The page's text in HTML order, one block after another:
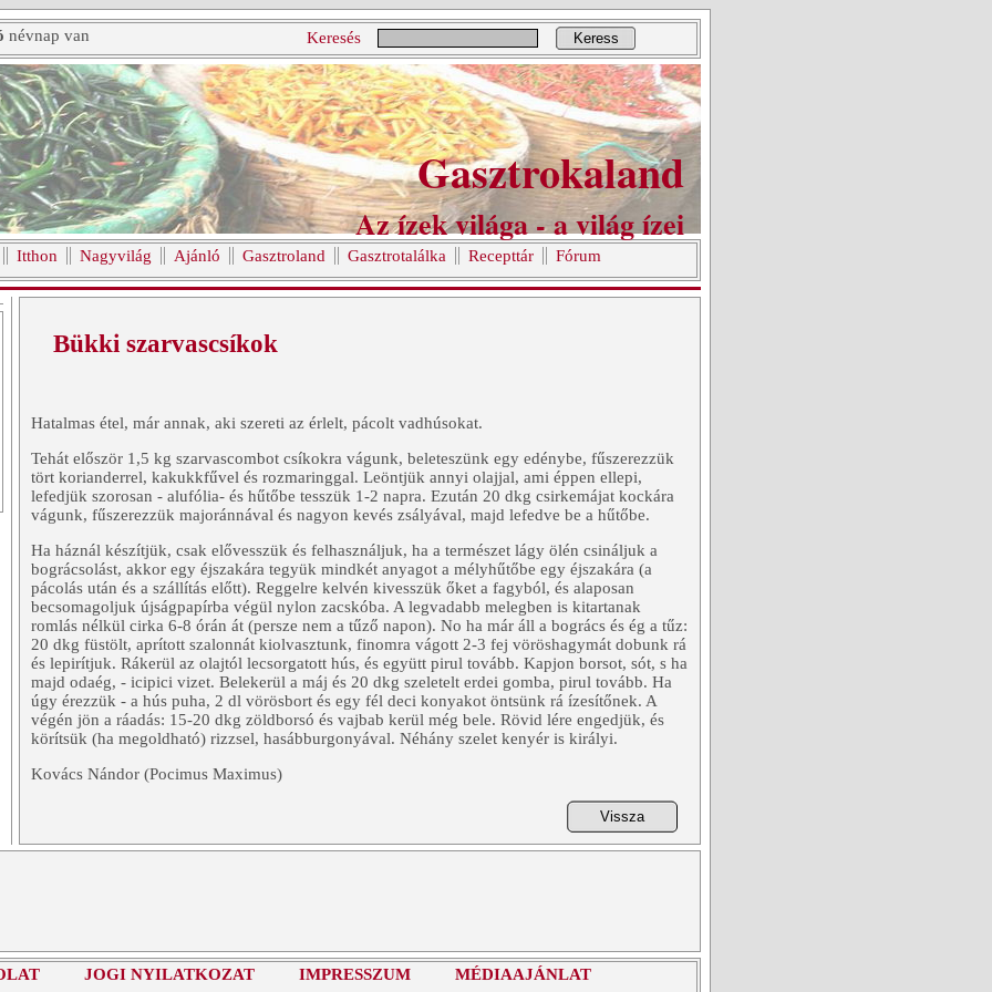
névnap van Keresés Keress
Gasztrokaland
Az ízek világa - a világ ízei
Itthon Nagyvilág Ajánló Gasztroland Gasztrotalálka Recepttár Fórum
Bükki szarvascsíkok
Hatalmas étel, már annak, aki szereti az érlelt, pácolt vadhúsokat.
Tehát először 1,5 kg szarvascombot csíkokra vágunk, beleteszünk egy edénybe, fűszerezzük
tört korianderrel, kakukkfűvel és rozmaringgal. Leöntjük annyi olajjal, ami éppen ellepi,
lefedjük szorosan - alufólia- és hűtőbe tesszük 1-2 napra. Ezután 20 dkg csirkemájat kockára
vágunk, fűszerezzük majoránnával és nagyon kevés zsályával, majd lefedve be a hűtőbe.
Ha háznál készítjük, csak elővesszük és felhasználjuk, ha a természet lágy ölén csináljuk a
bográcsolást, akkor egy éjszakára tegyük mindkét anyagot a mélyhűtőbe egy éjszakára (a
pácolás után és a szállítás előtt). Reggelre kelvén kivesszük őket a fagyból, és alaposan
becsomagoljuk újságpapírba végül nylon zacskóba. A legvadabb melegben is kitartanak
romlás nélkül cirka 6-8 órán át (persze nem a tűző napon). No ha már áll a bogrács és ég a tűz:
20 dkg füstölt, aprított szalonnát kiolvasztunk, finomra vágott 2-3 fej vöröshagymát dobunk rá
és lepirítjuk. Rákerül az olajtól lecsorgatott hús, és együtt pirul tovább. Kapjon borsot, sót, s ha
majd odaég, - icipici vizet. Belekerül a máj és 20 dkg szeletelt erdei gomba, pirul tovább. Ha
úgy érezzük - a hús puha, 2 dl vörösbort és egy fél deci konyakot öntsünk rá ízesítőnek. A
végén jön a ráadás: 15-20 dkg zöldborsó és vajbab kerül még bele. Rövid lére engedjük, és
körítsük (ha megoldható) rizzsel, hasábburgonyával. Néhány szelet kenyér is királyi.
Kovács Nándor (Pocimus Maximus)
JOGI NYILATKOZAT IMPRESSZUM MÉDIAAJÁNLAT